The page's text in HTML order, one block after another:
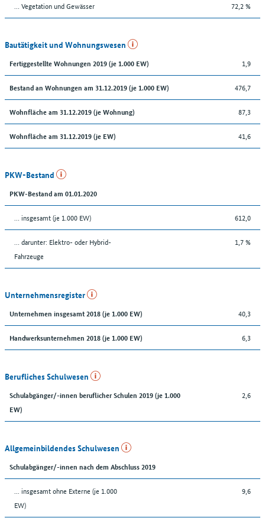
… Vegetation und Gewässer 72,2 %
Bautätigkeit und Wohnungswesen
Fertiggestellte Wohnungen 2019 (je 1.000 EW) 1,9
Bestand an Wohnungen am 31.12.2019 (je 1.000 EW) 476,7
Wohnfläche am 31.12.2019 (je Wohnung) 87,3
Wohnfläche am 31.12.2019 (je EW) 41,6
PKW-Bestand
PKW-Bestand am 01.01.2020
… insgesamt (je 1.000 EW) 612,0
… darunter: Elektro- oder Hybrid-
Fahrzeuge
1,7 %
Unternehmensregister
Unternehmen insgesamt 2018 (je 1.000 EW) 40,3
Handwerksunternehmen 2018 (je 1.000 EW) 6,3
Berufliches Schulwesen
Schulabgänger/-innen beruflicher Schulen 2019 (je 1.000
EW)
2,6
Allgemeinbildendes Schulwesen
Schulabgänger/-innen nach dem Abschluss 2019
... insgesamt ohne Externe (je 1.000
EW)
9,6